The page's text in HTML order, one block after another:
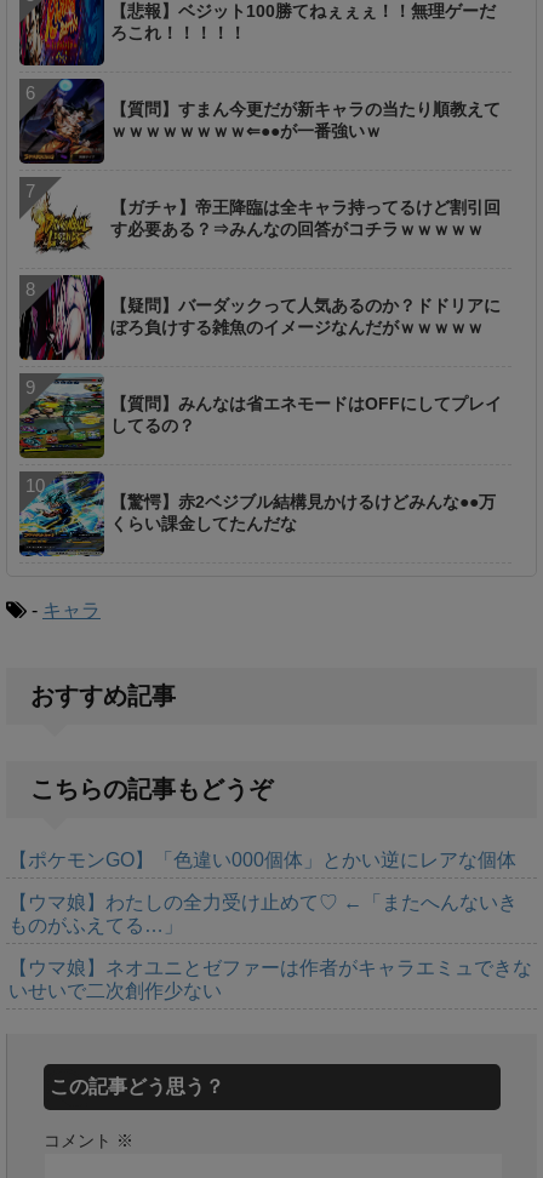
【悲報】ベジット100勝てねぇぇぇ！！無理ゲーだ
ろこれ！！！！！
【質問】すまん今更だが新キャラの当たり順教えて
ｗｗｗｗｗｗｗｗ⇐●●が一番強いｗ
【ガチャ】帝王降臨は全キャラ持ってるけど割引回
す必要ある？⇒みんなの回答がコチラｗｗｗｗｗ
【疑問】バーダックって人気あるのか？ドドリアに
ぼろ負けする雑魚のイメージなんだがｗｗｗｗｗ
【質問】みんなは省エネモードはOFFにしてプレイ
してるの？
【驚愕】赤2ベジブル結構見かけるけどみんな●●万
くらい課金してたんだな
- キャラ
おすすめ記事
こちらの記事もどうぞ
【ポケモンGO】「色違い000個体」とかい逆にレアな個体
【ウマ娘】わたしの全力受け止めて♡ ←「またへんないき
ものがふえてる…」
【ウマ娘】ネオユニとゼファーは作者がキャラエミュできな
いせいで二次創作少ない
この記事どう思う？
コメント ※